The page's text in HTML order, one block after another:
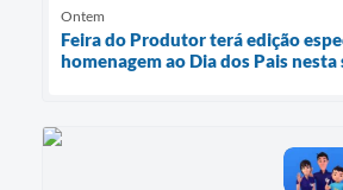
Ontem
Feira do Produtor terá edição
homenagem ao Dia dos Pais